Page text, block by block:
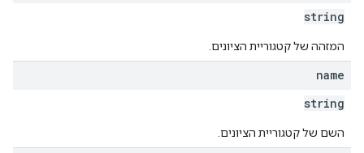
string
המזהה של קטגוריית הציונים.
name
string
השם של קטגוריית הציונים.